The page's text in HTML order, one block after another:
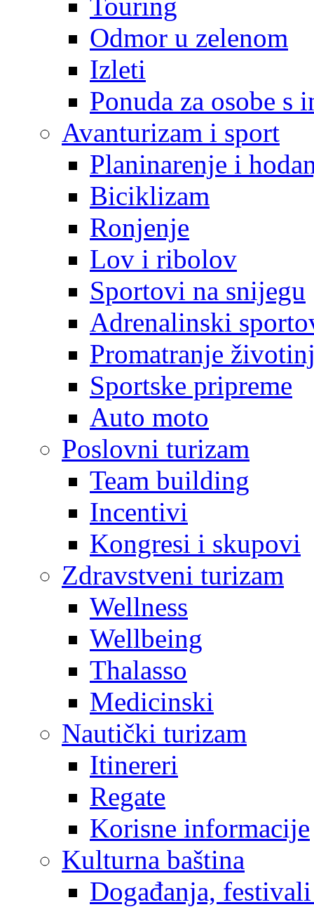
Odmor u zelenom
Izleti
Ponuda za osobe s
Avanturizam i sport
Planinarenje i
Biciklizam
Ronjenje
Lov i ribolov
Sportovi na snijegu
Adrenalinski
Promatranje
Sportske pripreme
Auto moto
Poslovni turizam
Team building
Incentivi
Kongresi i skupovi
Zdravstveni turizam
Wellness
Wellbeing
Thalasso
Medicinski
Nautički turizam
Itinereri
Regate
Korisne informacije
Kulturna baština
Događanja,